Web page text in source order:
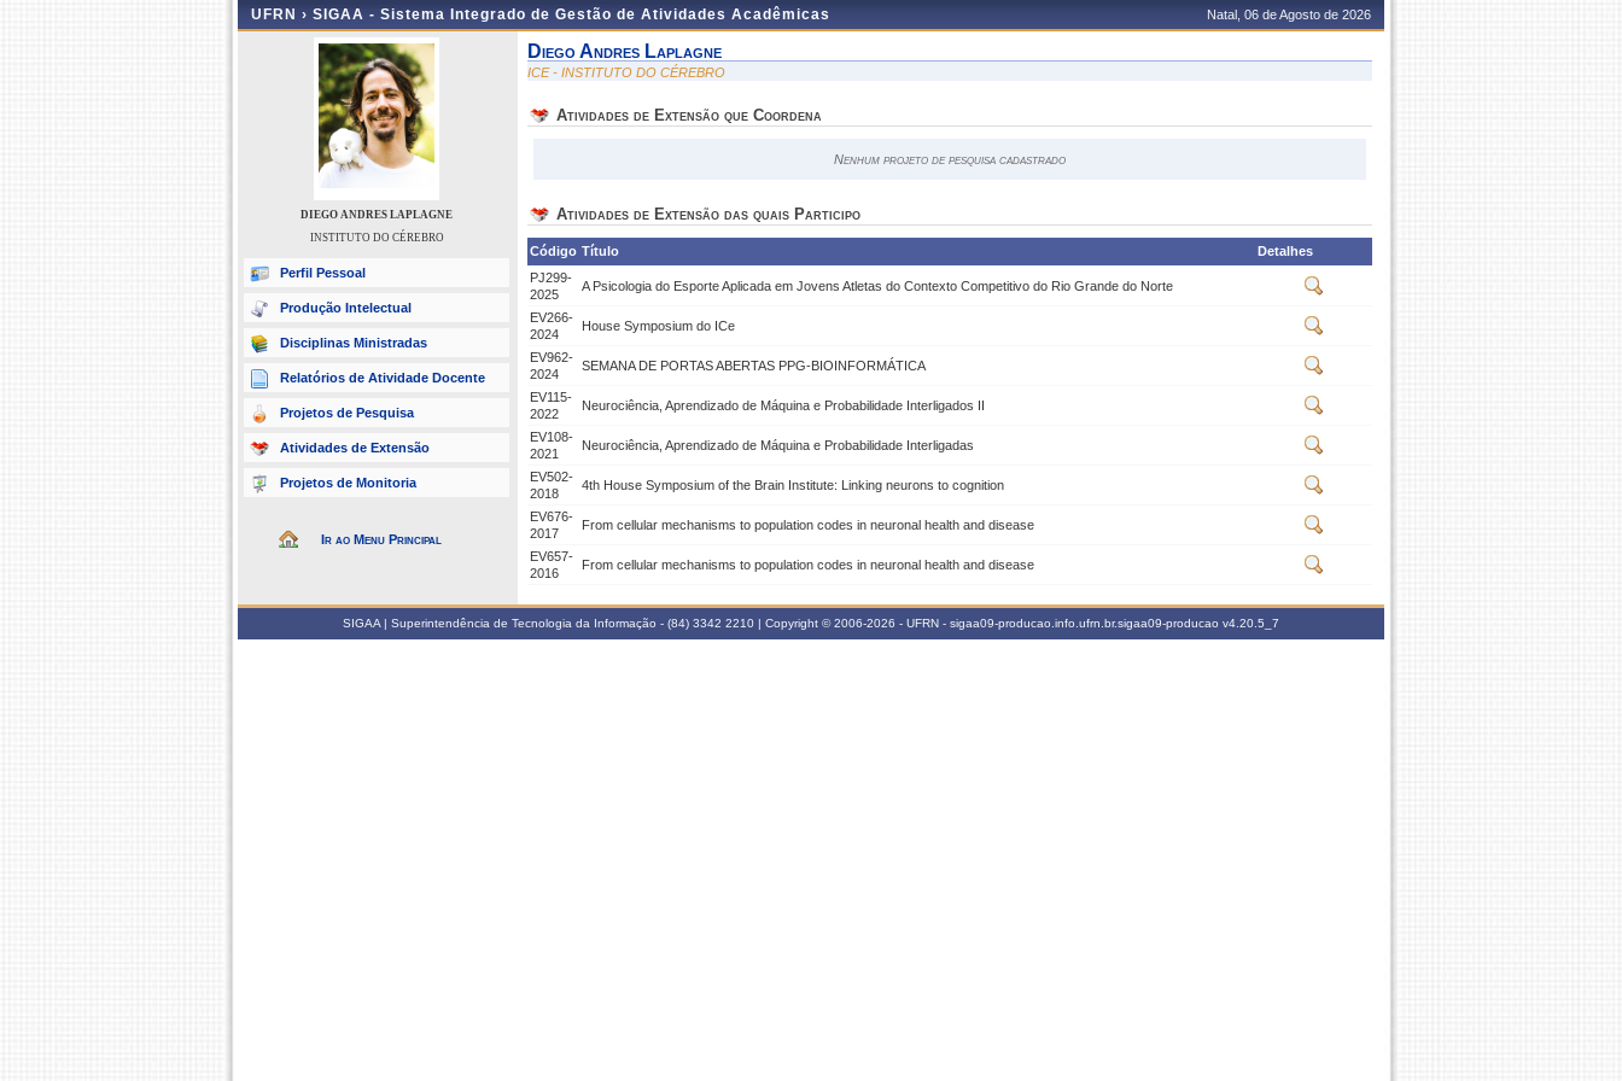
UFRN › SIGAA - Sistema Integrado de Gestão de Atividades Acadêmicas Natal, 06 de Agosto de 2026
DIEGO ANDRES LAPLAGNE
INSTITUTO DO CÉREBRO
Perfil Pessoal
Produção Intelectual
Disciplinas Ministradas
Relatórios de Atividade Docente
Projetos de Pesquisa
Atividades de Extensão
Projetos de Monitoria
Ir ao Menu Principal
Diego Andres Laplagne
ICE - INSTITUTO DO CÉREBRO
Atividades de Extensão que Coordena
Nenhum projeto de pesquisa cadastrado
Atividades de Extensão das quais Participo
Código Título
Detalhes
PJ299-
2025
A Psicologia do Esporte Aplicada em Jovens Atletas do Contexto Competitivo do Rio Grande do Norte
EV266-
2024
House Symposium do ICe
EV962-
2024
SEMANA DE PORTAS ABERTAS PPG-BIOINFORMÁTICA
EV115-
2022
Neurociência, Aprendizado de Máquina e Probabilidade Interligados II
EV108-
2021
Neurociência, Aprendizado de Máquina e Probabilidade Interligadas
EV502-
2018
4th House Symposium of the Brain Institute: Linking neurons to cognition
EV676-
2017
From cellular mechanisms to population codes in neuronal health and disease
EV657-
2016
From cellular mechanisms to population codes in neuronal health and disease
SIGAA | Superintendência de Tecnologia da Informação - (84) 3342 2210 | Copyright © 2006-2026 - UFRN - sigaa09-producao.info.ufrn.br.sigaa09-producao v4.20.5_7